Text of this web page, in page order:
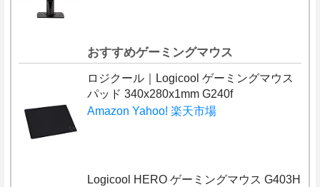
おすすめゲーミングマウス
ロジクール｜Logicool ゲーミングマウス
パッド 340x280x1mm G240f
Amazon Yahoo! 楽天市場
Logicool HERO ゲーミングマウス G403H